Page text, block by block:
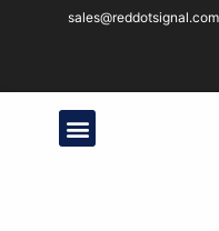
sales@reddotsignal.com